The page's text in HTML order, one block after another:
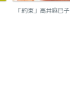
「約束」高井麻巳子